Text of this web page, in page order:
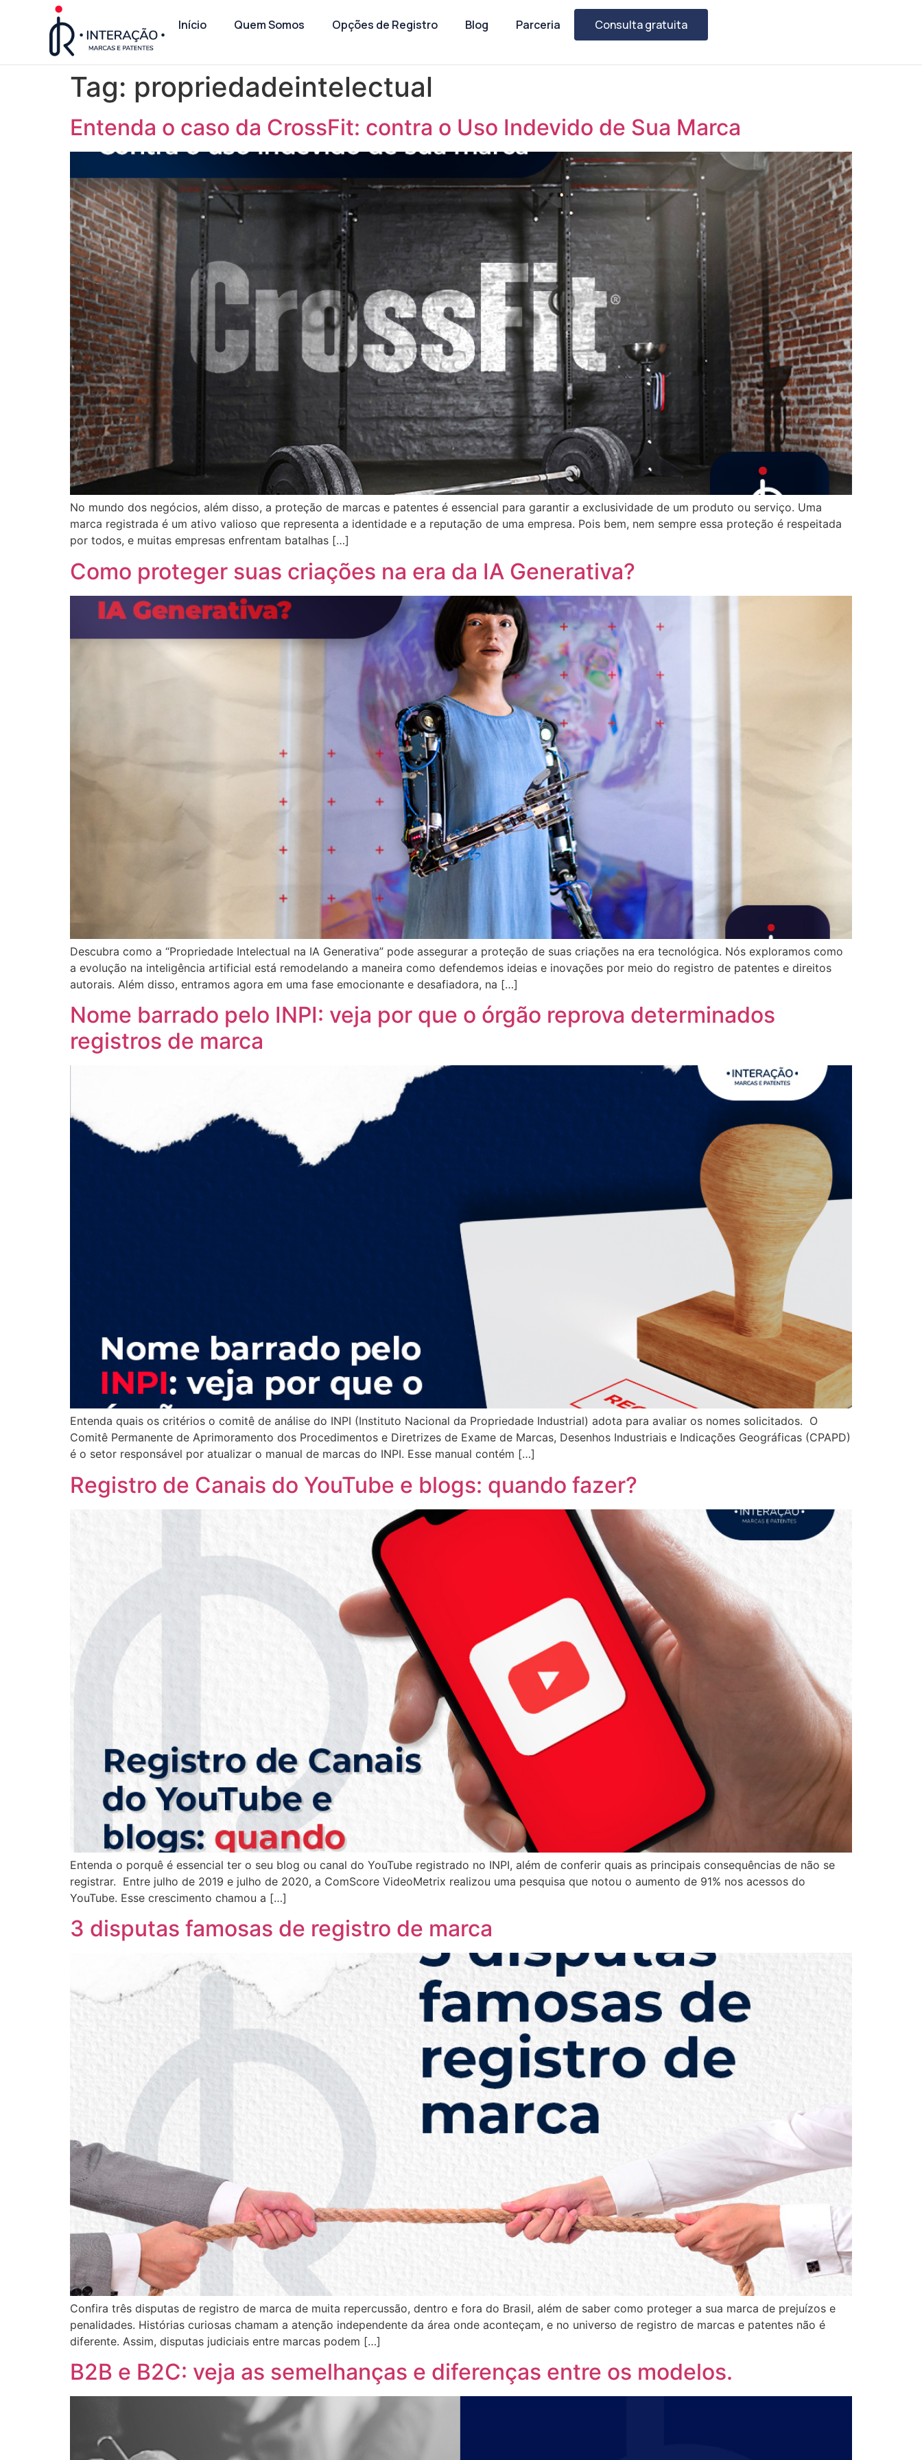
Início Quem Somos Opções de Registro Blog Parceria Consulta gratuita
Tag: propriedadeintelectual
Entenda o caso da CrossFit: contra o Uso Indevido de Sua Marca
No mundo dos negócios, além disso, a proteção de marcas e patentes é essencial para garantir a exclusividade de um produto ou serviço. Uma
marca registrada é um ativo valioso que representa a identidade e a reputação de uma empresa. Pois bem, nem sempre essa proteção é respeitada
por todos, e muitas empresas enfrentam batalhas […]
Como proteger suas criações na era da IA Generativa?
Descubra como a “Propriedade Intelectual na IA Generativa” pode assegurar a proteção de suas criações na era tecnológica. Nós exploramos como
a evolução na inteligência artificial está remodelando a maneira como defendemos ideias e inovações por meio do registro de patentes e direitos
autorais. Além disso, entramos agora em uma fase emocionante e desafiadora, na […]
Nome barrado pelo INPI: veja por que o órgão reprova determinados
registros de marca
Entenda quais os critérios o comitê de análise do INPI (Instituto Nacional da Propriedade Industrial) adota para avaliar os nomes solicitados. O
Comitê Permanente de Aprimoramento dos Procedimentos e Diretrizes de Exame de Marcas, Desenhos Industriais e Indicações Geográficas (CPAPD)
é o setor responsável por atualizar o manual de marcas do INPI. Esse manual contém […]
Registro de Canais do YouTube e blogs: quando fazer?
Entenda o porquê é essencial ter o seu blog ou canal do YouTube registrado no INPI, além de conferir quais as principais consequências de não se
registrar. Entre julho de 2019 e julho de 2020, a ComScore VideoMetrix realizou uma pesquisa que notou o aumento de 91% nos acessos do
YouTube. Esse crescimento chamou a […]
3 disputas famosas de registro de marca
Confira três disputas de registro de marca de muita repercussão, dentro e fora do Brasil, além de saber como proteger a sua marca de prejuízos e
penalidades. Histórias curiosas chamam a atenção independente da área onde aconteçam, e no universo de registro de marcas e patentes não é
diferente. Assim, disputas judiciais entre marcas podem […]
B2B e B2C: veja as semelhanças e diferenças entre os modelos.